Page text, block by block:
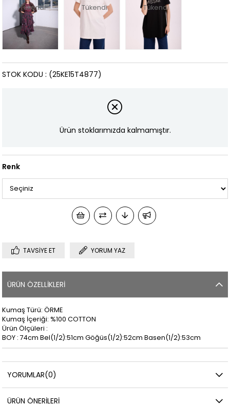
Tükendi Tükendi Tükendi
(25KE15T4877)
STOK KODU
Ürün stoklarımızda kalmamıştır.
Renk
TAVSIYE ET YORUM YAZ
ÜRÜN ÖZELLIKLERI
Kumaş Türü: ÖRME
Kumaş İçeriği: %100 COTTON
Ürün Ölçüleri :
BOY : 74cm Bel(1/2):51cm Göğüs(1/2):52cm Basen(1/2):53cm
YORUMLAR(0)
ÜRÜN ÖNERILERI